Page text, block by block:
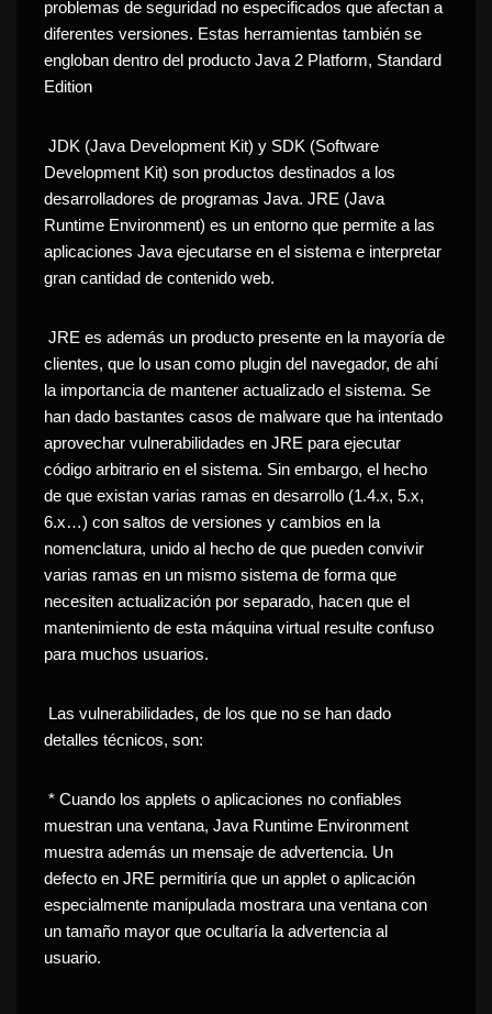
problemas de seguridad no especificados que afectan a
diferentes versiones. Estas herramientas también se
engloban dentro del producto Java 2 Platform, Standard
Edition
JDK (Java Development Kit) y SDK (Software
Development Kit) son productos destinados a los
desarrolladores de programas Java. JRE (Java
Runtime Environment) es un entorno que permite a las
aplicaciones Java ejecutarse en el sistema e interpretar
gran cantidad de contenido web.
JRE es además un producto presente en la mayoría de
clientes, que lo usan como plugin del navegador, de ahí
la importancia de mantener actualizado el sistema. Se
han dado bastantes casos de malware que ha intentado
aprovechar vulnerabilidades en JRE para ejecutar
código arbitrario en el sistema. Sin embargo, el hecho
de que existan varias ramas en desarrollo (1.4.x, 5.x,
6.x…) con saltos de versiones y cambios en la
nomenclatura, unido al hecho de que pueden convivir
varias ramas en un mismo sistema de forma que
necesiten actualización por separado, hacen que el
mantenimiento de esta máquina virtual resulte confuso
para muchos usuarios.
Las vulnerabilidades, de los que no se han dado
detalles técnicos, son:
* Cuando los applets o aplicaciones no confiables
muestran una ventana, Java Runtime Environment
muestra además un mensaje de advertencia. Un
defecto en JRE permitiría que un applet o aplicación
especialmente manipulada mostrara una ventana con
un tamaño mayor que ocultaría la advertencia al
usuario.